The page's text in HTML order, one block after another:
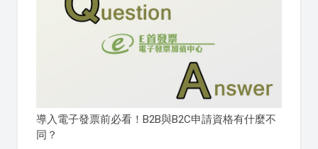
導入電子發票前必看！B2B與B2C申請資格有什麼不
同？